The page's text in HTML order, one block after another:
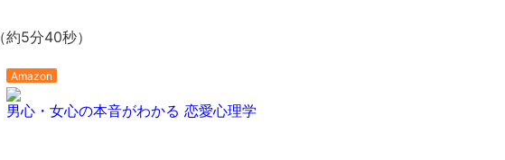
（約5分40秒）
Amazon
男心・女心の本音がわかる 恋愛心理学